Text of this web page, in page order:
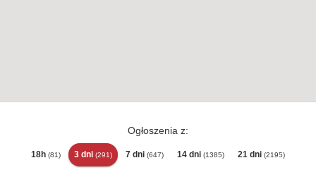
Ogłoszenia z:
18h (81) 3 dni (291) 7 dni (647) 14 dni (1385) 21 dni (2195)